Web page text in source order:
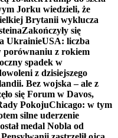
Jorku wiedzieli, że
Brytanii wyklucza
Zakończyły się
UkrainieUSA: liczba
porównaniu z rokiem
spadek w
z dzisiejszego
Bez wojska – ale z
się Forum w Davos,
PokojuChicago: w tym
silne uderzenie
medal Nobla od